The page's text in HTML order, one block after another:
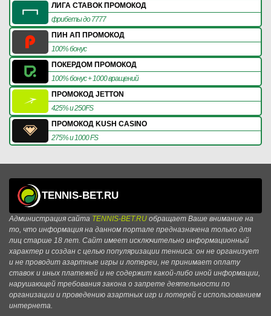
ЛИГА СТАВОК ПРОМОКОД
фрибеты до 7777
ПИН АП ПРОМОКОД
100% бонус
ПОКЕРДОМ ПРОМОКОД
100% бонус + 1000 вращений
ПРОМОКОД JETTON
425% и 250FS
ПРОМОКОД KUSH CASINO
275% и 1000 FS
TENNIS-BET.RU
Администрация сайта TENNIS-BET.RU обращает Ваше внимание на
то, что информация на данном портале предназначена только для
лиц старше 18 лет. Сайт имеет исключительно информационный
характер и создан с целью популяризации тенниса: он не организует
и не проводит азартные игры и лотереи, не принимает оплату
ставок и иных платежей и не содержит какой-либо иной информации,
нарушающей требования закона о запрете деятельности по
организации и проведению азартных игр и лотерей с использованием
интернета.